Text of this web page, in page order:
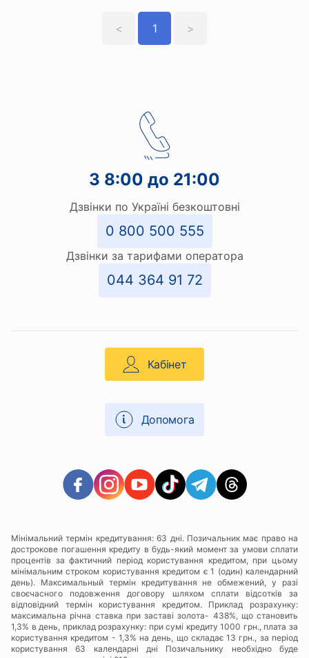
< 1 >
З 8:00 до 21:00
Дзвінки по Україні безкоштовні
0 800 500 555
Дзвінки за тарифами оператора
044 364 91 72
Кабінет
Допомога
Мінімальний термін кредитування: 63 дні. Позичальник має право на
дострокове погашення кредиту в будь-який момент за умови сплати
процентів за фактичний період користування кредитом, при цьому
мінімальним строком користування кредитом є 1 (один) календарний
день). Максимальный термін кредитування не обмежений, у разі
своєчасного подовження договору шляхом сплати відсотків за
відповідний термін користування кредитом. Приклад розрахунку:
максимальна річна ставка при заставі золота- 438%, що становить
1,3% в день, приклад розрахунку: при сумі кредиту 1000 грн., плата за
користування кредитом - 1,3% на день, що складає 13 грн., за період
користування 63 календарні дні Позичальнику необхідно буде